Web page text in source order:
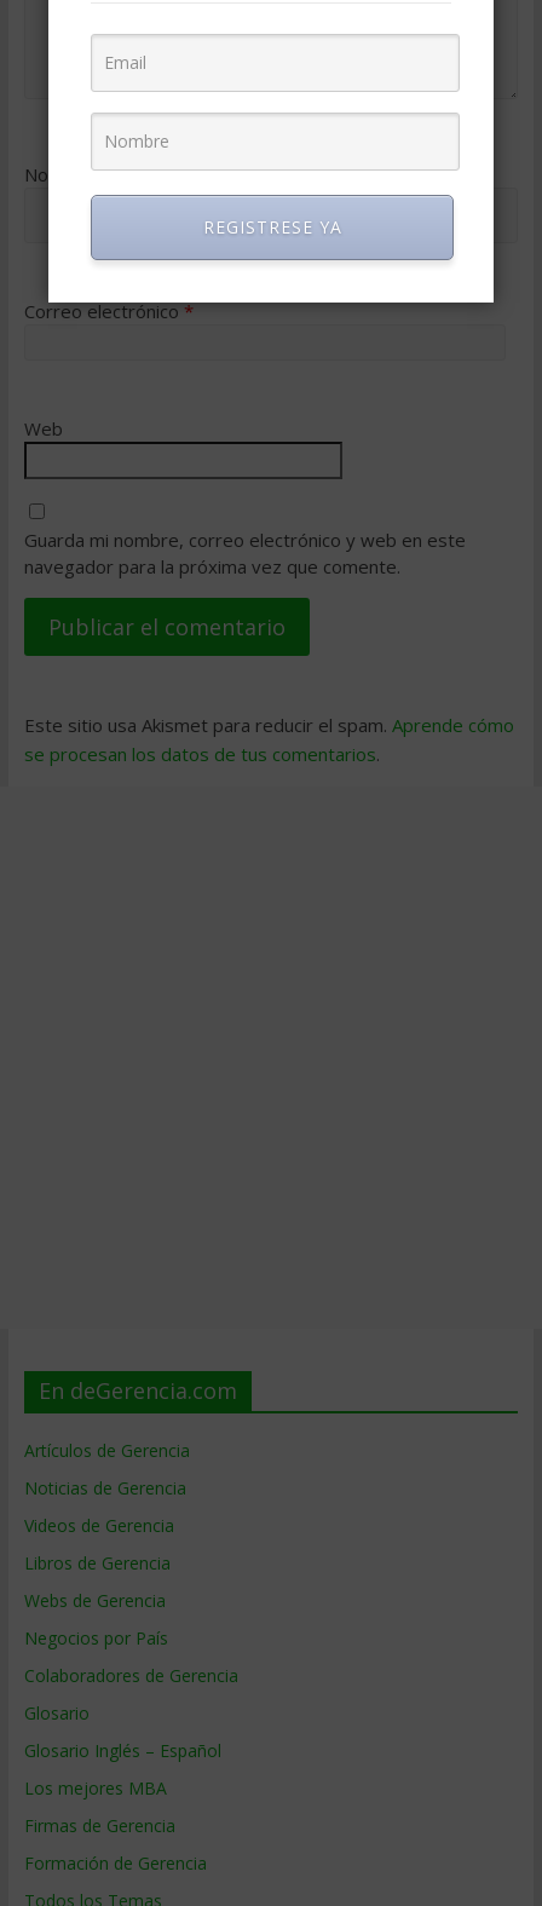
Nombre*
Correo electrónico *
Web
Guarda mi nombre, correo electrónico y web en este
navegador para la próxima vez que comente.
Este sitio usa Akismet para reducir el spam. Aprende cómo
se procesan los datos de tus comentarios.
En deGerencia.com
Artículos de Gerencia
Noticias de Gerencia
Videos de Gerencia
Libros de Gerencia
Webs de Gerencia
Negocios por País
Colaboradores de Gerencia
Glosario
Glosario Inglés – Español
Los mejores MBA
Firmas de Gerencia
Formación de Gerencia
Todos los Temas
REGISTRESE YA